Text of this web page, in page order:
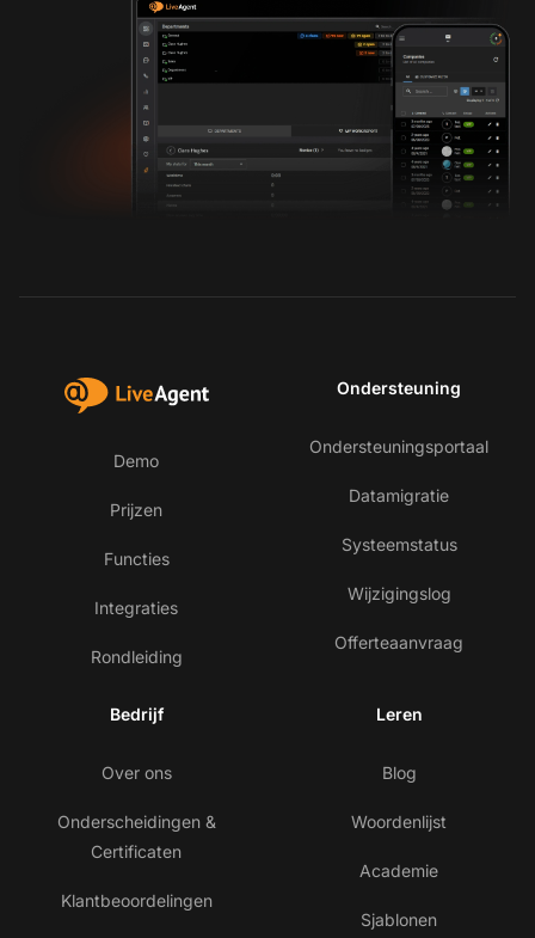
Demo
Prijzen
Functies
Integraties
Rondleiding
Ondersteuning
Ondersteuningsportaal
Datamigratie
Systeemstatus
Wijzigingslog
Offerteaanvraag
Bedrijf
Over ons
Onderscheidingen &
Certificaten
Klantbeoordelingen
Leren
Blog
Woordenlijst
Academie
Sjablonen